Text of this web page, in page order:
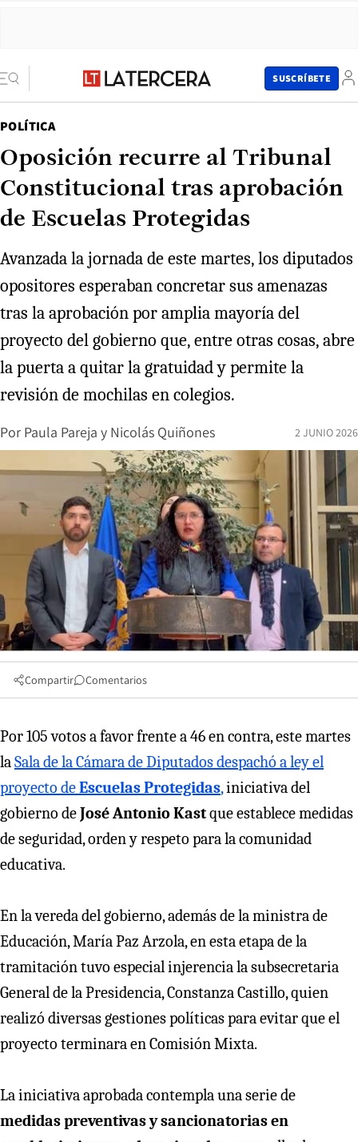
SUSCRÍBETE
POLÍTICA
Oposición recurre al Tribunal
Constitucional tras aprobación
de Escuelas Protegidas
Avanzada la jornada de este martes, los diputados
opositores esperaban concretar sus amenazas
tras la aprobación por amplia mayoría del
proyecto del gobierno que, entre otras cosas, abre
la puerta a quitar la gratuidad y permite la
revisión de mochilas en colegios.
Por Paula Pareja y Nicolás Quiñones 2 JUNIO 2026
Compartir Comentarios
Por 105 votos a favor frente a 46 en contra, este martes
laSala de la Cámara de Diputados despachó a ley el
proyecto deEscuelas Protegidas,iniciativa del
gobierno deJosé Antonio Kastque establece medidas
de seguridad, orden y respeto para la comunidad
educativa.
En la vereda del gobierno, además de la ministra de
Educación, María Paz Arzola, en esta etapa de la
tramitación tuvo especial injerencia la subsecretaria
General de la Presidencia, Constanza Castillo, quien
realizó diversas gestiones políticas para evitar que el
proyecto terminara en Comisión Mixta.
La iniciativa aprobada contempla una serie de
medidas preventivas y sancionatorias en